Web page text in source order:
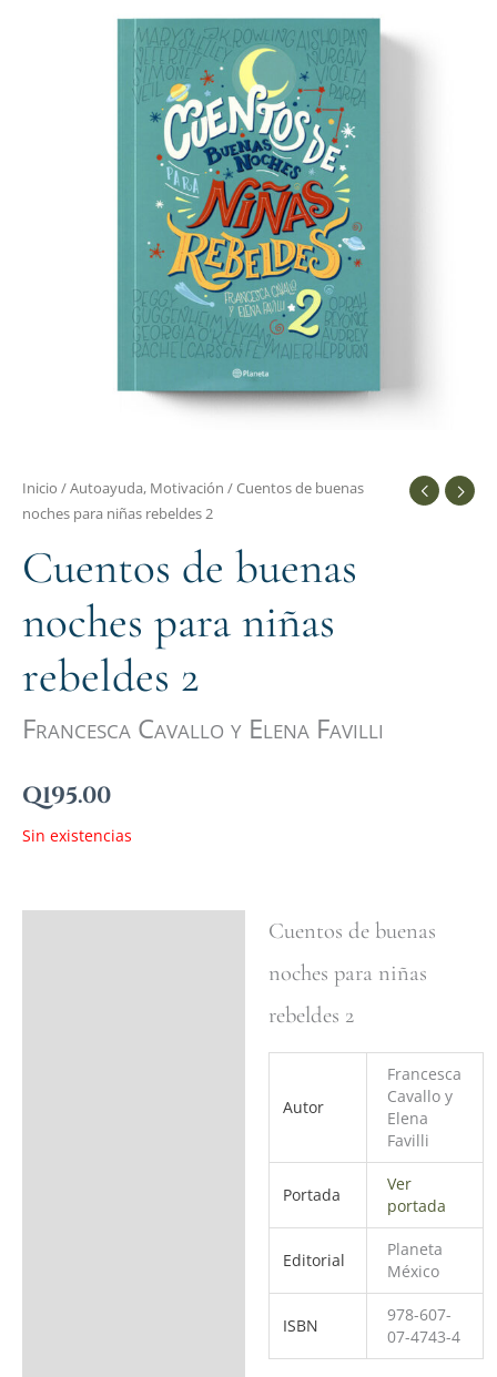
Inicio /Autoayuda, Motivación / Cuentos de buenas
noches para niñas rebeldes 2
Cuentos de buenas
noches para niñas
rebeldes 2
Francesca Cavallo y Elena Favilli
Q195.00
Sin existencias
Cuentos de buenas
noches para niñas
rebeldes 2
Autor
Francesca
Cavallo y
Elena
Favilli
Portada
Ver
portada
Editorial
Planeta
México
ISBN
978-607-
07-4743-4